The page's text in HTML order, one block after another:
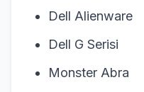
Dell Alienware
Dell G Serisi
Monster Abra